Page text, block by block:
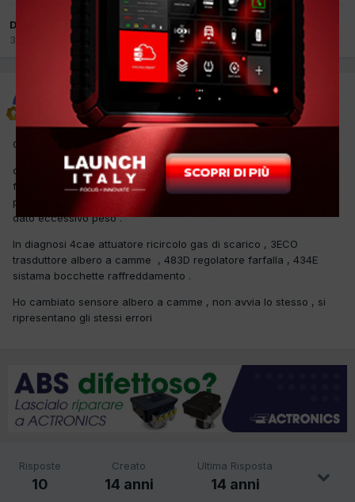
Da max motors
3 Marzo 2012
max motors
Inviato3 Marzo 2012
Ciao a tutti ,
questa auto non parte , un paio di giorni prima il cliente mi ha
fatto notare un rumore al minimo una sorta di vibrazione , che a
parer mio veniva dalla catena di distrubuzione , ma non gli ho
dato eccessivo peso .
In diagnosi 4cae attuatore ricircolo gas di scarico , 3ECO
trasduttore albero a camme , 483D regolatore farfalla , 434E
sistama bocchette raffreddamento .
Ho cambiato sensore albero a camme , non avvia lo stesso , si
ripresentano gli stessi errori
Risposte
10
Creato
14 anni
Ultima Risposta
14 anni